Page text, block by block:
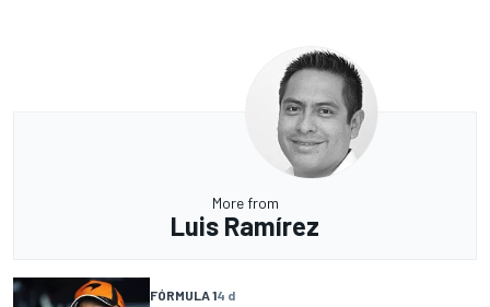
More from
Luis Ramírez
FÓRMULA 14 d